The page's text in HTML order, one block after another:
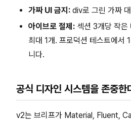
가짜 UI 금지: div로 그린 가짜
아이브로 절제: 섹션 3개당 작은
최대 1개. 프로덕션 테스트에서
니다.
공식 디자인 시스템을 존중한
v2는 브리프가 Material, Fluent,